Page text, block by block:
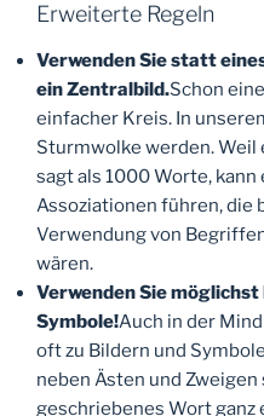
Erweiterte Regeln
Verwenden Sie statt
ein Zentralbild.Schon
einfacher Kreis. In
Sturmwolke werden.
sagt als 1000 Worte, kann
Assoziationen führen, die
Verwendung von
wären.
Verwenden Sie
Symbole!Auch in der
oft zu Bildern und
neben Ästen und
geschriebenes Wort ganz